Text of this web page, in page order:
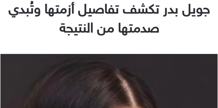
جويل بدر تكشف تفاصيل أزمتها وتُبدي
صدمتها من النتيجة